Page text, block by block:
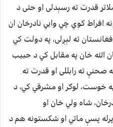
قدرت ته رسېدلی او حتی د
کوي چي وايي نادرخان ان
ته لېږلی، په دولت کي
الله خان په مقابل کي د حبیب
صحنې ته رابللی او قدرت ته
خوست، لوګر او مشرقي کي، د
شاه ولي خان او
پسې ماتي او شکستونه هم د